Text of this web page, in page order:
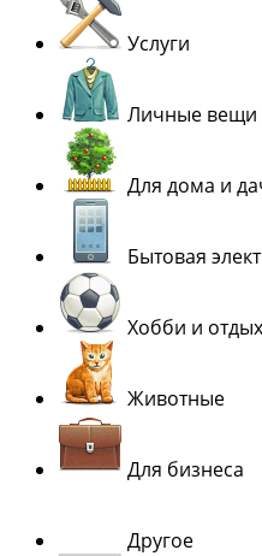
Услуги
Личные вещи
Для дома и
Бытовая
Хобби и отдых
Животные
Для бизнеса
Другое